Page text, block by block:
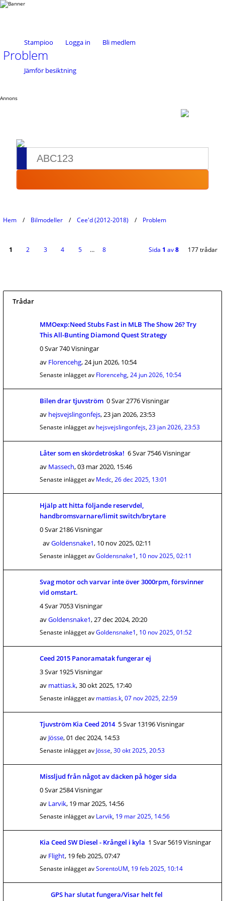
Stampioo Logga in Bli medlem
Jämför besiktning
Problem
Annons
Hem Bilmodeller Cee'd (2012-2018) Problem
1 2 3 4 5 … 8 Sida 1 av8 177 trådar
Trådar
MMOexp:Need Stubs Fast in MLB The Show 26? Try
This All-Bunting Diamond Quest Strategy
0 Svar 740 Visningar
av Florencehg,24 jun 2026, 10:54
Senaste inlägget av Florencehg, 24 jun 2026, 10:54
Bilen drar tjuvström 0 Svar 2776 Visningar
av hejsvejslingonfejs,23 jan 2026, 23:53
Senaste inlägget av hejsvejslingonfejs, 23 jan 2026, 23:53
Låter som en skördetröska! 6 Svar 7546 Visningar
av Massech,03 mar 2020, 15:46
Senaste inlägget av Medc, 26 dec 2025, 13:01
Hjälp att hitta följande reservdel,
handbromsvarnare/limit switch/brytare
0 Svar 2186 Visningar
avGoldensnake1, 10 nov 2025, 02:11
Senaste inlägget avGoldensnake1, 10 nov 2025, 02:11
Svag motor och varvar inte över 3000rpm, försvinner
vid omstart.
4 Svar 7053 Visningar
avGoldensnake1,27 dec 2024, 20:20
Senaste inlägget avGoldensnake1, 10 nov 2025, 01:52
Ceed 2015 Panoramatak fungerar ej
3 Svar 1925 Visningar
av mattias.k,30 okt 2025, 17:40
Senaste inlägget av mattias.k, 07 nov 2025, 22:59
Tjuvström Kia Ceed 2014 5 Svar 13196 Visningar
av Jösse,01 dec 2024, 14:53
Senaste inlägget av Jösse, 30 okt 2025, 20:53
Missljud från något av däcken på höger sida
0 Svar 2584 Visningar
av Larvik, 19 mar 2025, 14:56
Senaste inlägget av Larvik, 19 mar 2025, 14:56
Kia Ceed SW Diesel - Krångel i kyla 1 Svar 5619 Visningar
av Flight, 19 feb 2025, 07:47
Senaste inlägget avSorentoUM, 19 feb 2025, 10:14
GPS har slutat fungera/Visar helt fel